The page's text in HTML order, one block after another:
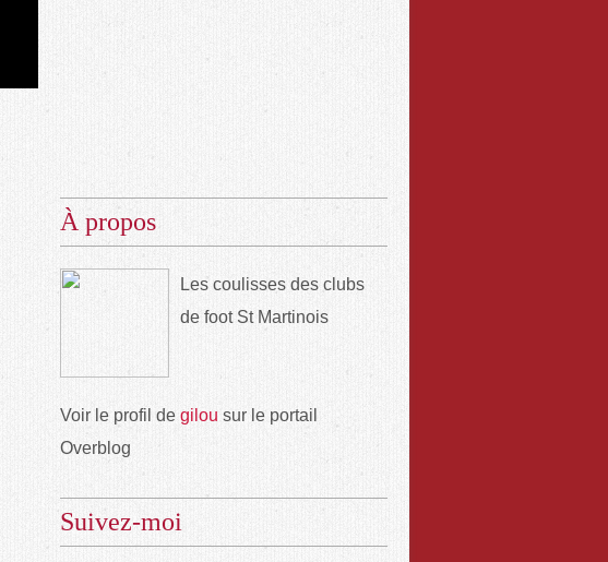
À propos
Les coulisses des clubs
de foot St Martinois
Voir le profil de gilou sur le portail
Overblog
Suivez-moi